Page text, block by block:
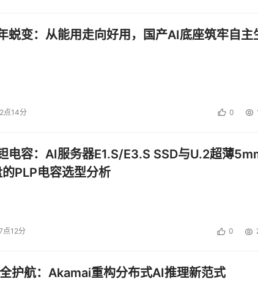
蜕变：从能用走向好用，国产AI底座筑牢自主
点14分 0
电容：AI服务器E1.S/E3.S SSD与U.2超薄
PLP电容选型分析
点12分 0
护航：Akamai重构分布式AI推理新范式